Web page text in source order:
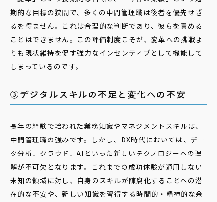
期的な目標の狭間で、多くの中間管理職は後者を優先せざ
るを得ません。これは合理的な判断であり、彼らを責める
ことはできません。この評価制度こそが、変革への挑戦よ
りも現状維持を促す強力なインセンティブとして機能して
しまっているのです。
③デジタルスキルの不足と変化への不安
長年の経験で培われた業務知識やマネジメントスキルは、
中間管理職の強みです。しかし、DX時代においては、デー
タ分析、クラウド、AIといった新しいテクノロジーへの理
解が不可欠となります。これまでの成功体験が通用しない
未知の領域に対し、自身のスキルが陳腐化することへの潜
在的な不安や、新しい知識を習得する時間的・精神的な余